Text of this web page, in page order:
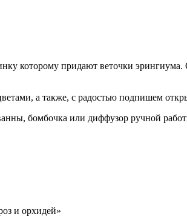
которому придают веточки
а также, с радостью подпишем
бомбочка или диффузор ручной
и орхидей»